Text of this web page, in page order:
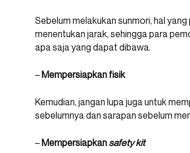
Sebelum melakukan sunmori, hal
menentukan jarak, sehingga para
apa saja yang dapat dibawa.
– Mempersiapkan fisik
Kemudian, jangan lupa juga untuk
sebelumnya dan sarapan sebelum
– Mempersiapkan safety kit